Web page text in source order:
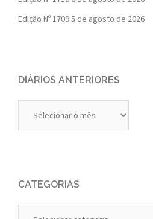
Edição Nº 17095 de agosto de 2026
DIÁRIOS ANTERIORES
Anteriores
CATEGORIAS